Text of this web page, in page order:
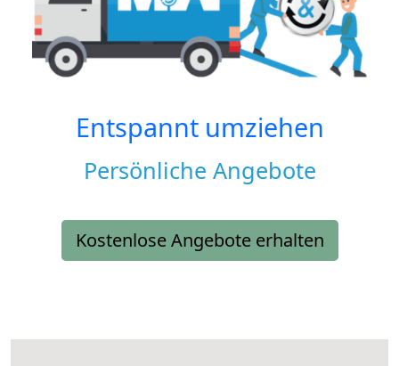
Entspannt umziehen
Persönliche Angebote
Kostenlose Angebote erhalten